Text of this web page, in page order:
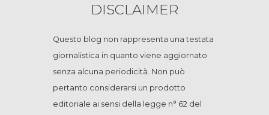
DISCLAIMER
Questo blog non rappresenta una testata
giornalistica in quanto viene aggiornato
senza alcuna periodicità. Non può
pertanto considerarsi un prodotto
editoriale ai sensi della legge n° 62 del